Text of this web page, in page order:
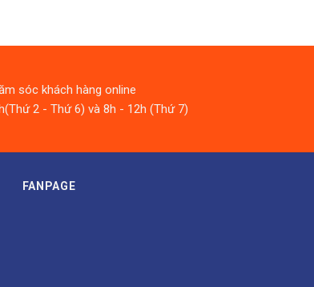
sóc khách hàng online
2 - Thứ 6) và 8h - 12h (Thứ 7)
FANPAGE